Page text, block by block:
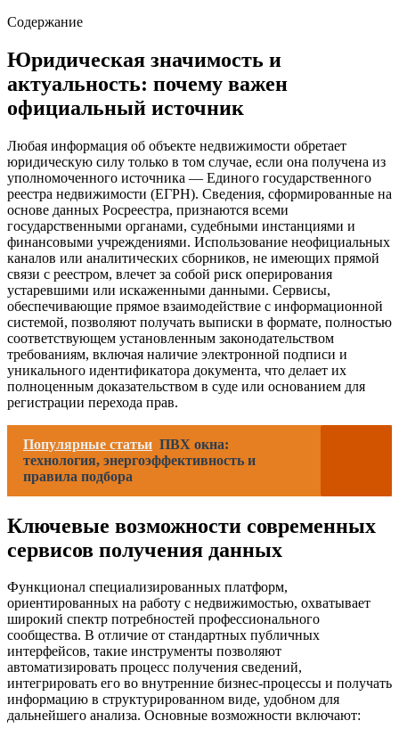
Содержание
Юридическая значимость и
актуальность: почему важен
официальный источник
Любая информация об объекте недвижимости обретает
юридическую силу только в том случае, если она получена из
уполномоченного источника — Единого государственного
реестра недвижимости (ЕГРН). Сведения, сформированные на
основе данных Росреестра, признаются всеми
государственными органами, судебными инстанциями и
финансовыми учреждениями. Использование неофициальных
каналов или аналитических сборников, не имеющих прямой
связи с реестром, влечет за собой риск оперирования
устаревшими или искаженными данными. Сервисы,
обеспечивающие прямое взаимодействие с информационной
системой, позволяют получать выписки в формате, полностью
соответствующем установленным законодательством
требованиям, включая наличие электронной подписи и
уникального идентификатора документа, что делает их
полноценным доказательством в суде или основанием для
регистрации перехода прав.
Популярные статьи ПВХ окна:
технология, энергоэффективность и
правила подбора
Ключевые возможности современных
сервисов получения данных
Функционал специализированных платформ,
ориентированных на работу с недвижимостью, охватывает
широкий спектр потребностей профессионального
сообщества. В отличие от стандартных публичных
интерфейсов, такие инструменты позволяют
автоматизировать процесс получения сведений,
интегрировать его во внутренние бизнес-процессы и получать
информацию в структурированном виде, удобном для
дальнейшего анализа. Основные возможности включают: